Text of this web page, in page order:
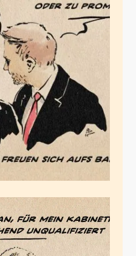
Vater
1, 2024